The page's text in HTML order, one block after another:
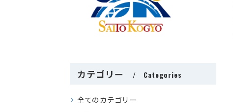
カテゴリー Categories
全てのカテゴリー